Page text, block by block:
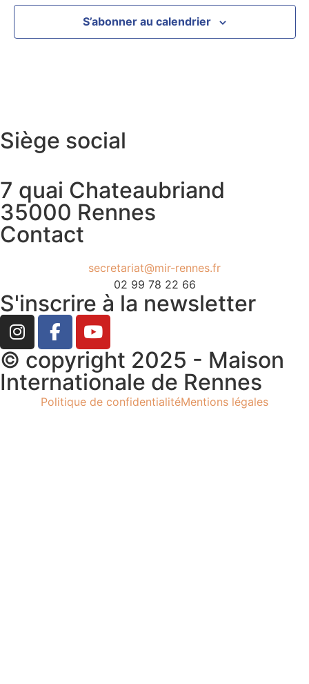
S’abonner au calendrier
Siège social
7 quai Chateaubriand
35000 Rennes
Contact
secretariat@mir-rennes.fr
02 99 78 22 66
S'inscrire à la newsletter
© copyright 2025 - Maison
Internationale de Rennes
Politique de confidentialitéMentions légales